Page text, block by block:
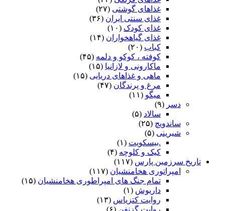
غذاهای گوشتی (۲۷)
غذای سنتی ایران (۳۶)
غذای کودک (۱۰)
غذای گیاهخواران (۱۴)
کباب (۲۰)
کوفته ، کوکو و دلمه (۴۵)
ماکارونی و لازانیا (۱۵)
ماهی و غذاهای دریایی (۱۵)
مرغ و پرندگان (۴۷)
میگو (۱۱)
دسر (۹)
سالاد (۵)
ساندویچ (۲۵)
شیرینی (۵)
.بیسکویت (۱)
کیک و کلوچه (۴)
تاریخ سرزمین پارس (۱۱۷)
امپراتوری هخامنشیان (۱۱۷)
تمام جنگ های امپراطوری هخامنشیان (۱۵)
داریوش (۱)
روایت کتزیاس (۱۳)